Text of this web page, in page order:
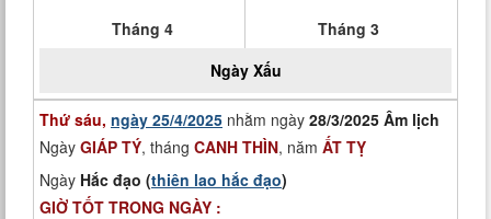
Tháng 4
Tháng 3
Ngày Xấu
Thứ sáu, ngày 25/4/2025 nhằm ngày 28/3/2025 Âm lịch
Ngày GIÁP TÝ, tháng CANH THÌN, năm ẤT TỴ
Ngày Hắc đạo (thiên lao hắc đạo)
GIỜ TỐT TRONG NGÀY :